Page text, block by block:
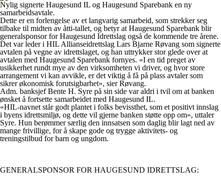
Nylig signerte Haugesund IL og Haugesund Sparebank en ny
samarbeidsavtale.
Dette er en forlengelse av et langvarig samarbeid, som strekker seg
tilbake til midten av åtti-tallet, og betyr at Haugesund Sparebank blir
generalsponsor for Haugesund Idrettslag også de kommende tre årene.
Det var leder i HIL Allianseidrettslag Lars Bjarne Røvang som signerte
avtalen på vegne av idrettslaget, og han uttrykker stor glede over at
avtalen med Haugesund Sparebank fornyes. «I en tid preget av
usikkerhet rundt mye av den virksomheten vi driver, og hvor store
arrangement vi kan avvikle, er det viktig å få på plass avtaler som
sikrer økonomisk forutsigbarhet», sier Røvang.
Adm. banksjef Bente H. Syre på sin side var aldri i tvil om at banken
ønsket å fortsette samarbeidet med Haugesund IL.
«HIL-navnet står godt plantet i folks bevissthet, som et positivt innslag
i byens idrettsmiljø, og dette vil gjerne banken støtte opp om», uttaler
Syre. Hun berømmer særlig den innsatsen som daglig blir lagt ned av
mange frivillige, for å skape gode og trygge aktivitets- og
treningstilbud for barn og ungdom.
GENERALSPONSOR FOR HAUGESUND IDRETTSLAG: